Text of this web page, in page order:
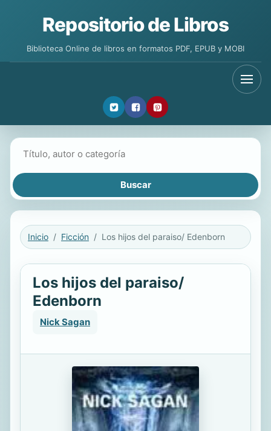
Repositorio de Libros
Biblioteca Online de libros en formatos PDF, EPUB y MOBI
Inicio Ficción Los hijos del paraiso/ Edenborn
Los hijos del paraiso/
Edenborn
Nick Sagan